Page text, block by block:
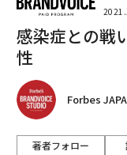
感染症との戦
性
Forbes
著者フォロー